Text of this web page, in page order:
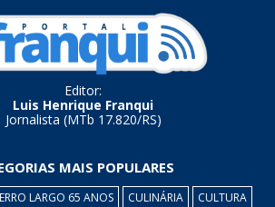
Editor:
Luis Henrique Franqui
Jornalista (MTb 17.820/RS)
MAIS POPULARES
LARGO 65 ANOS CULINÁRIA CULTURA